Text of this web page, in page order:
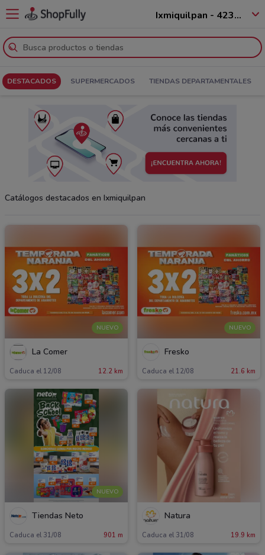
Ixmiquilpan - 42305
DESTACADOS SUPERMERCADOS TIENDAS DEPARTAMENTALES
Catálogos destacados en Ixmiquilpan
NUEVO
La Comer
Caduca el 12/08 12.2 km
NUEVO
Fresko
Caduca el 12/08 21.6 km
NUEVO
Tiendas Neto
Caduca el 31/08 901 m
Natura
Caduca el 31/08 19.9 km